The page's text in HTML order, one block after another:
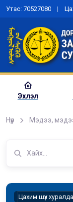
Утас: 70527080 |
Эхлэл
Нүүр Мэдээ,
Цахим шүүх